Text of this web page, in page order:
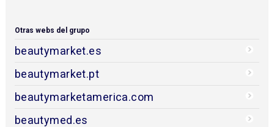
Otras webs del grupo
beautymarket.es
beautymarket.pt
beautymarketamerica.com
beautymed.es